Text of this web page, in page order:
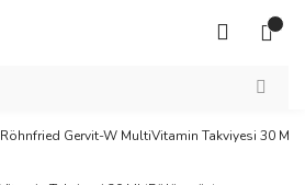
Röhnfried Gervit-W MultiVitamin Takviyesi 30